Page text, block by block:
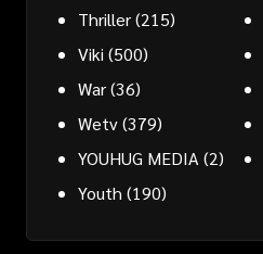
Thriller(215)
Viki (500)
War(36)
Wetv(379)
YOUHUG MEDIA (2)
Youth (190)